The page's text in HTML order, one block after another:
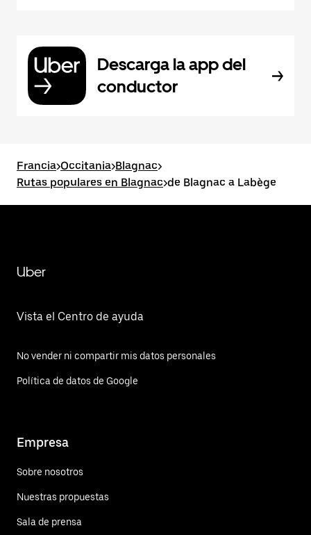
Descarga la app del
conductor
Francia>Occitania>Blagnac>
Rutas populares en Blagnac>de Blagnac a Labège
Uber
Vista el Centro de ayuda
No vender ni compartir mis datos personales
Política de datos de Google
Empresa
Sobre nosotros
Nuestras propuestas
Sala de prensa